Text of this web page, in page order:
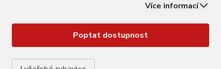
materiál SOFT LOFT Moderní funkční materiál SOFT
PLATIN
Více informací
Poptat dostupnost